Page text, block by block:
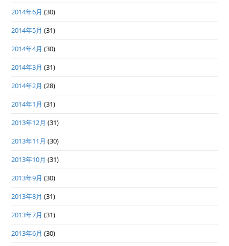
2014年6月 (30)
2014年5月 (31)
2014年4月 (30)
2014年3月 (31)
2014年2月 (28)
2014年1月 (31)
2013年12月 (31)
2013年11月 (30)
2013年10月 (31)
2013年9月 (30)
2013年8月 (31)
2013年7月 (31)
2013年6月 (30)